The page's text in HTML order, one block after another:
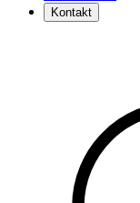
Kontakt